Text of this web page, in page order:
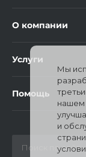
О компании
Услуги
Помощь
Мы
нашем
и